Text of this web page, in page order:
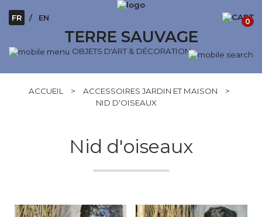
TERRE SAUVAGE
OBJETS D'ART & DÉCORATION
FR EN 0
ACCUEIL > ACCESSOIRES JARDIN ET MAISON
>
NID D'OISEAUX
Nid d'oiseaux